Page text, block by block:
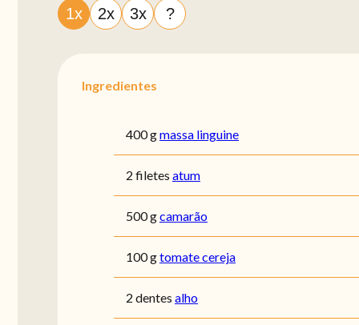
1x 2x 3x ?
Ingredientes
400 gmassa linguine
2 filetes atum
500 gcamarão
100 gtomate cereja
2 dentes alho